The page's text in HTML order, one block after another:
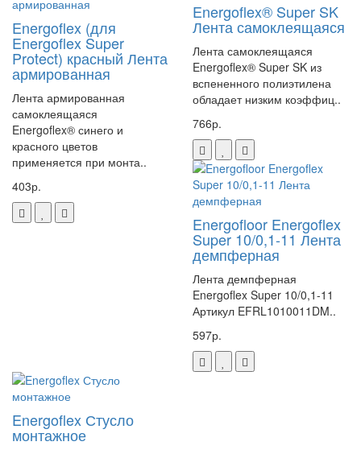
Energoflex (для
Energoflex Super
Protect) красный Лента
армированная
Лента армированная
самоклеящаяся
Energoflex® синего и
красного цветов
применяется при монта..
403р.
Energoflex® Super SK
Лента самоклеящаяся
Лента самоклеящаяся
Energoflex® Super SK из
вспененного полиэтилена
обладает низким коэффиц..
766р.
Energofloor Energoflex
Super 10/0,1-11 Лента
демпферная
Лента демпферная
Energoflex Super 10/0,1-11
Артикул EFRL1010011DM..
597р.
Energoflex Стусло
монтажное